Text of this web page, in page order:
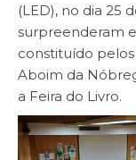
(LED), no dia 25
surpreenderam
constituído pelos
Aboim da
a Feira do Livro.